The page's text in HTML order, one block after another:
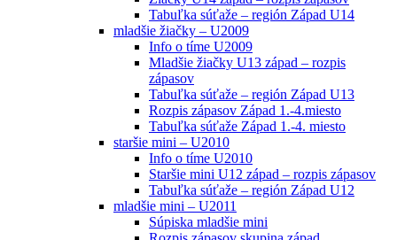
Tabuľka súťaže – región Západ U14
mladšie žiačky – U2009
Info o tíme U2009
Mladšie žiačky U13 západ – rozpis
zápasov
Tabuľka súťaže – región Západ U13
Rozpis zápasov Západ 1.-4.miesto
Tabuľka súťaže Západ 1.-4. miesto
staršie mini – U2010
Info o tíme U2010
Staršie mini U12 západ – rozpis zápasov
Tabuľka súťaže – región Západ U12
mladšie mini – U2011
Súpiska mladšie mini